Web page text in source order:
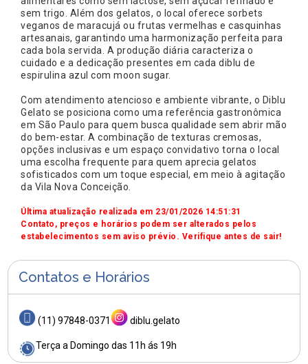
sem trigo. Além dos gelatos, o local oferece sorbets
veganos de maracujá ou frutas vermelhas e casquinhas
artesanais, garantindo uma harmonização perfeita para
cada bola servida. A produção diária caracteriza o
cuidado e a dedicação presentes em cada diblu de
espirulina azul com moon sugar.​
Com atendimento atencioso e ambiente vibrante, o Diblu
Gelato se posiciona como uma referência gastronômica
em São Paulo para quem busca qualidade sem abrir mão
do bem-estar. A combinação de texturas cremosas,
opções inclusivas e um espaço convidativo torna o local
uma escolha frequente para quem aprecia gelatos
sofisticados com um toque especial, em meio à agitação
da Vila Nova Conceição.
Última atualização realizada em 23/01/2026 14:51:31
Contato, preços e horários podem ser alterados pelos
estabelecimentos sem aviso prévio. Verifique antes de sair!
Contatos e Horários
(11) 97848-0371 diblu.gelato
Terça a Domingo das 11h ás 19h